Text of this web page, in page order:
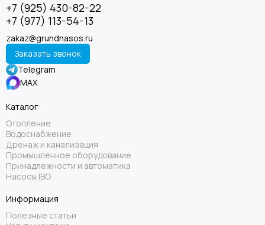
+7 (925) 430-82-22
+7 (977) 113-54-13
zakaz@grundnasos.ru
Заказать звонок
Telegram
MAX
Каталог
Отопление
Водоснабжение
Дренаж и канализация
Промышленное оборудование
Принадлежности и автоматика
Насосы IBO
Информация
Полезные статьи